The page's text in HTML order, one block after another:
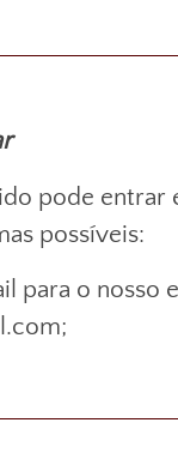
pode entrar
possíveis:
para o nosso